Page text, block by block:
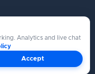
2026
Analytics and live chat
Accept